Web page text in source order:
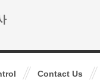
Contact Us